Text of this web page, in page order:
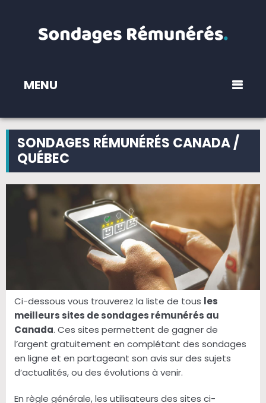
MENU
SONDAGES RÉMUNÉRÉS CANADA /
QUÉBEC
Ci-dessous vous trouverez la liste de tous les
meilleurs sites de sondages rémunérés au
Canada. Ces sites permettent de gagner de
l’argent gratuitement en complétant des sondages
en ligne et en partageant son avis sur des sujets
d’actualités, ou des évolutions à venir.
En règle générale, les utilisateurs des sites ci-